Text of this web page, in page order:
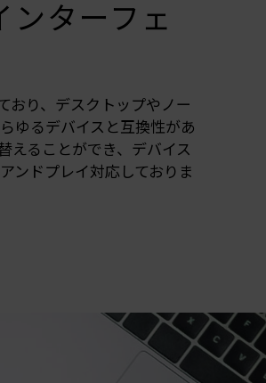
ンターフェ
おり、デスクトップやノー
ゆるデバイスと互換性があ
えることができ、デバイス
ンドプレイ対応しておりま